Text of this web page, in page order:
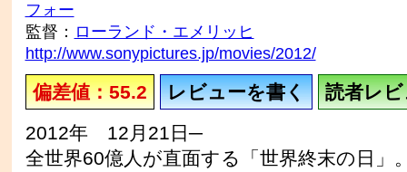
フォー
監督： ローランド・エメリッヒ
http://www.sonypictures.jp/movies/2012/
偏差値：55.2 レビューを書く
読者レ
2012年 12月21日─
全世界60億人が直面する「世界終末の日」